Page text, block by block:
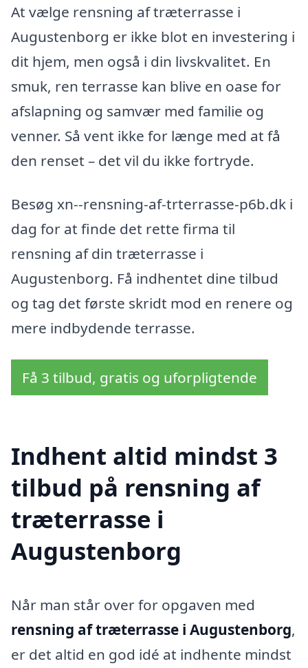
At vælge rensning af træterrasse i
Augustenborg er ikke blot en investering i
dit hjem, men også i din livskvalitet. En
smuk, ren terrasse kan blive en oase for
afslapning og samvær med familie og
venner. Så vent ikke for længe med at få
den renset – det vil du ikke fortryde.
Besøg xn--rensning-af-trterrasse-p6b.dk i
dag for at finde det rette firma til
rensning af din træterrasse i
Augustenborg. Få indhentet dine tilbud
og tag det første skridt mod en renere og
mere indbydende terrasse.
Få 3 tilbud, gratis og uforpligtende
Indhent altid mindst 3
tilbud på rensning af
træterrasse i
Augustenborg
Når man står over for opgaven med
rensning af træterrasse i Augustenborg,
er det altid en god idé at indhente mindst